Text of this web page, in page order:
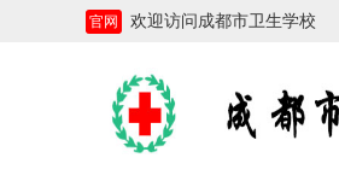
官网 欢迎访问成都市卫生学校